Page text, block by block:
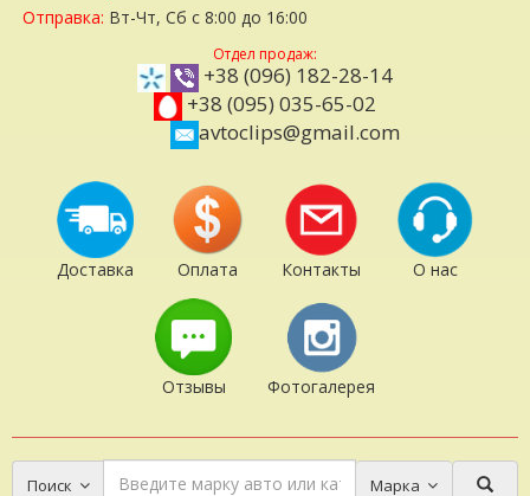
Отправка: Вт-Чт, Сб с 8:00 до 16:00
Отдел продаж:
+38 (096) 182-28-14
+38 (095) 035-65-02
avtoclips@gmail.com
Доставка Оплата Контакты О нас
Отзывы Фотогалерея
Поиск Марка